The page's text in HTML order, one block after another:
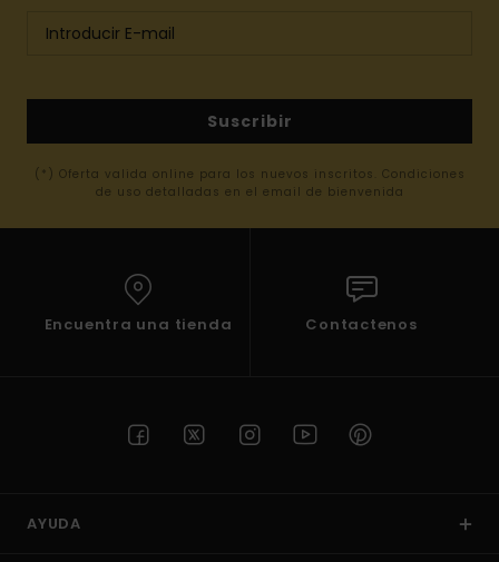
Suscribir
(*) Oferta valida online para los nuevos inscritos. Condiciones
de uso detalladas en el email de bienvenida
Encuentra una tienda Contactenos
AYUDA